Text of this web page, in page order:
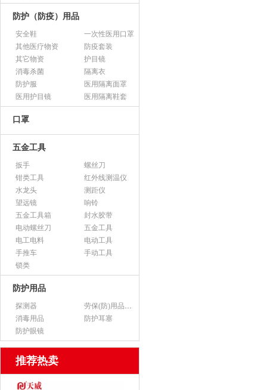
防护（防疫）用品
安全鞋
一次性医用口罩
其他医疗物资
防疫套装
其它物资
护目镜
消毒杀菌
隔离衣
防护服
医用隔离面罩
医用护目镜
医用隔离鞋套
口罩
五金工具
扳手
螺丝刀
钳类工具
红外线测温仪
水龙头
测距仪
望远镜
响铃
五金工具箱
封水胶带
电动螺丝刀
五金工具
电工电料
电动工具
手推车
手动工具
锁类
防护用品
探测器
劳保(防)用品（不含医用产品）
消毒用品
防护耳塞
防护眼镜
推荐热卖